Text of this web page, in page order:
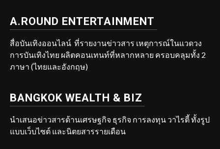
A.ROUND ENTERTAINMENT
สื่อบันเทิงออนไลน์ ที่รายงานข่าวสาร เหตุการณ์ในแวดวง
การบันเทิงไทย ผลิตคอนเทนท์ที่หลากหลาย ครอบคลุมทั้ง 2
ภาษา (ไทยและอังกฤษ)
BANGKOK WEALTH & BIZ
นำเสนอข่าวสารด้านเศรษฐกิจ ธุรกิจ การลงทุน วาไรตี้ ทั้งรูป
แบบเว็บไซต์ และนิตยสารรายเดือน